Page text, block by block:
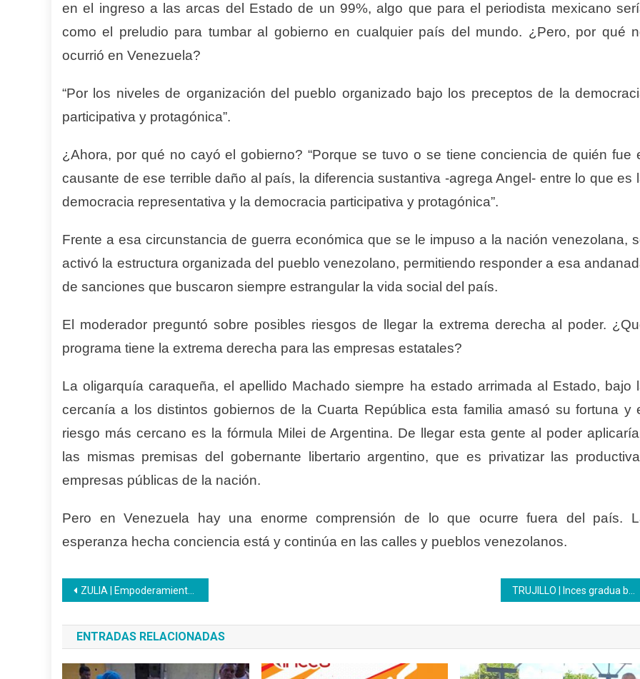
en el ingreso a las arcas del Estado de un 99%, algo que para el periodista mexicano
como el preludio para tumbar al gobierno en cualquier país del mundo. ¿Pero, por qué
ocurrió en Venezuela?
“Por los niveles de organización del pueblo organizado bajo los preceptos de la
participativa y protagónica”.
¿Ahora, por qué no cayó el gobierno? “Porque se tuvo o se tiene conciencia de quién fue
causante de ese terrible daño al país, la diferencia sustantiva -agrega Angel- entre lo que es
democracia representativa y la democracia participativa y protagónica”.
Frente a esa circunstancia de guerra económica que se le impuso a la nación venezolana,
activó la estructura organizada del pueblo venezolano, permitiendo responder a esa
de sanciones que buscaron siempre estrangular la vida social del país.
El moderador preguntó sobre posibles riesgos de llegar la extrema derecha al poder.
programa tiene la extrema derecha para las empresas estatales?
La oligarquía caraqueña, el apellido Machado siempre ha estado arrimada al Estado, bajo
cercanía a los distintos gobiernos de la Cuarta República esta familia amasó su fortuna y
riesgo más cercano es la fórmula Milei de Argentina. De llegar esta gente al poder
las mismas premisas del gobernante libertario argentino, que es privatizar las
empresas públicas de la nación.
Pero en Venezuela hay una enorme comprensión de lo que ocurre fuera del país.
esperanza hecha conciencia está y continúa en las calles y pueblos venezolanos.
Navegación
de
entradas
ZULIA | Empoderamiento en Acción: 45 Mujeres egresan del Bachillerato Productivo Inces en un acto masivo TRUJILLO | Inces gradua bachilleres y hace entrega de certificados
ENTRADAS RELACIONADAS